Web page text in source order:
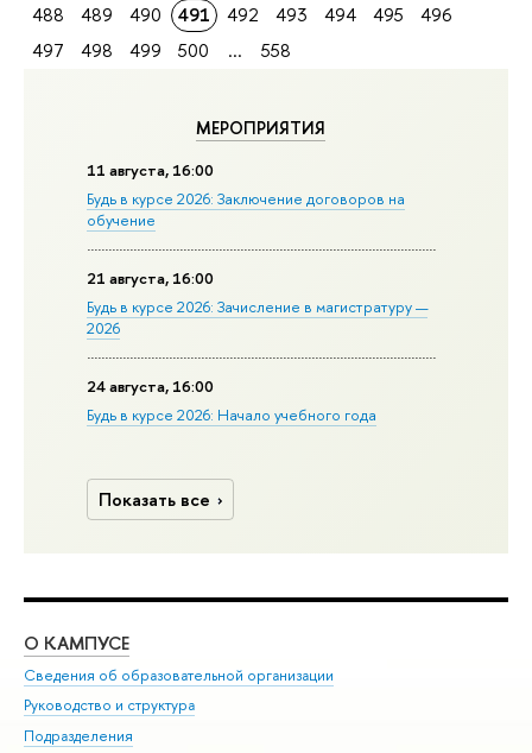
МЕРОПРИЯТИЯ
11 августа, 16:00
Будь в курсе 2026: Заключение договоров на
обучение
21 августа, 16:00
Будь в курсе 2026: Зачисление в магистратуру —
2026
24 августа, 16:00
Будь в курсе 2026: Начало учебного года
Показать все
488
489 490 491 492 493 494 495
496
497
498 499 500 ... 558
О КАМПУСЕ
Сведения об образовательной организации
Руководство и структура
Подразделения